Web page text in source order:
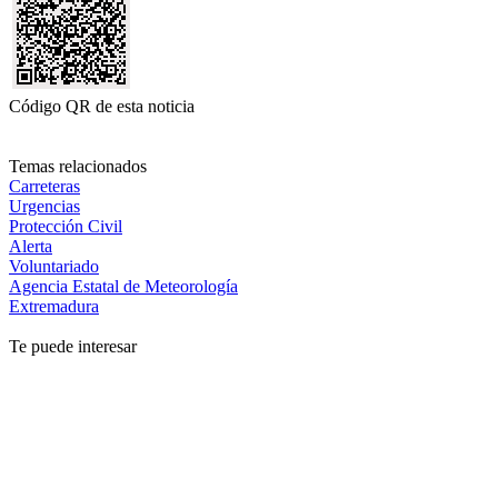
Código QR de esta noticia
Temas relacionados
Carreteras
Urgencias
Protección Civil
Alerta
Voluntariado
Agencia Estatal de Meteorología
Extremadura
Te puede interesar